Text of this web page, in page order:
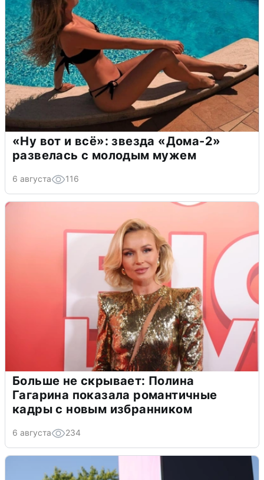
«Ну вот и всё»: звезда «Дома-2»
развелась с молодым мужем
6 августа 116
Больше не скрывает: Полина
Гагарина показала романтичные
кадры с новым избранником
6 августа 234